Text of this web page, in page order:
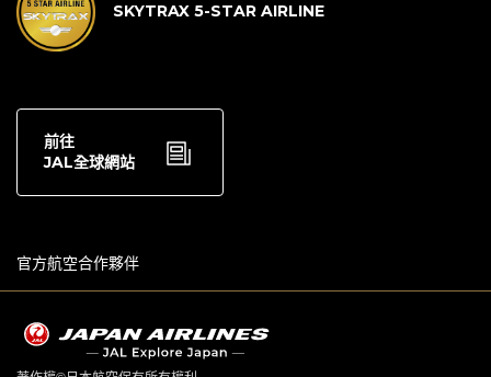
SKYTRAX 5-STAR AIRLINE
前往
JAL全球網站
官方航空合作夥伴